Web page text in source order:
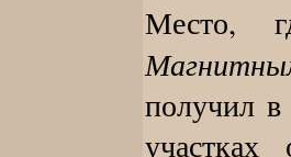
Место,
получил в
участках